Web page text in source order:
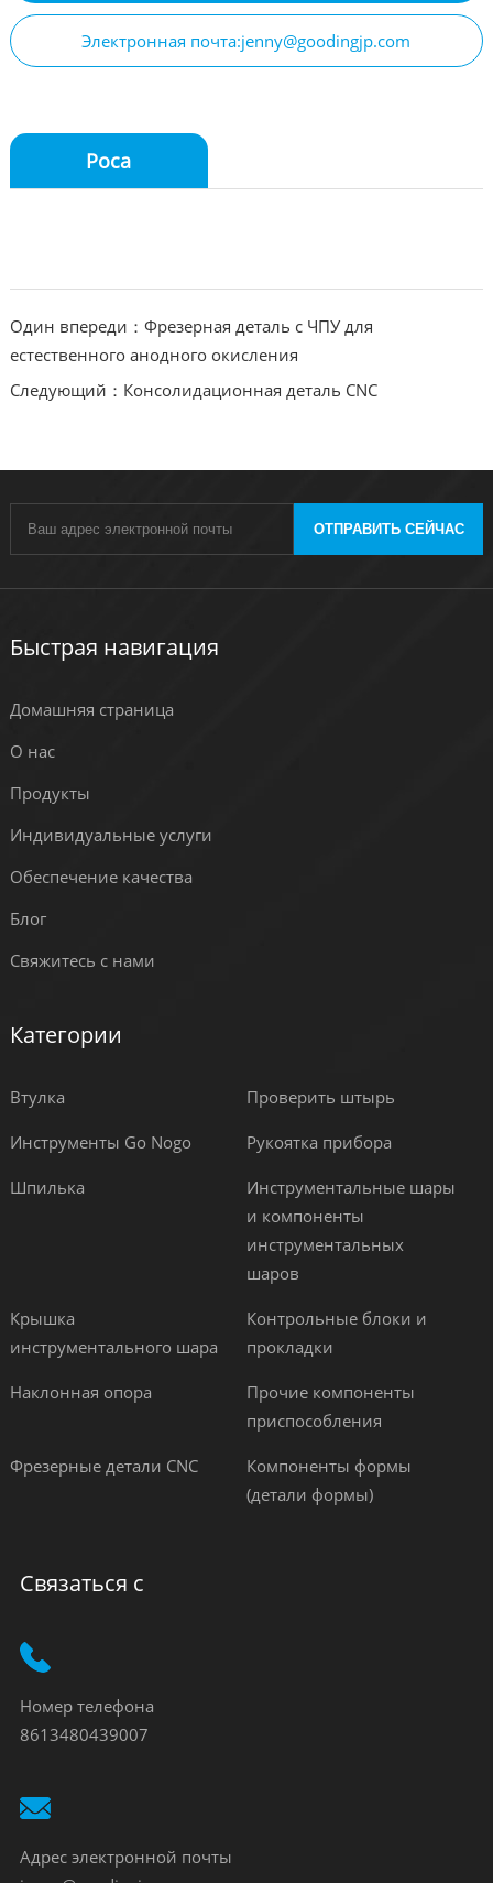
Электронная почта:jenny@goodingjp.com
Роса
Один впереди：Фрезерная деталь с ЧПУ для
естественного анодного окисления
Следующий：Консолидационная деталь CNC
ОТПРАВИТЬ СЕЙЧАС
Быстрая навигация
Домашняя страница
О нас
Продукты
Индивидуальные услуги
Обеспечение качества
Блог
Свяжитесь с нами
Категории
Втулка Проверить штырь
Инструменты Go Nogo Рукоятка прибора
Шпилька
Инструментальные шары
и компоненты
инструментальных
шаров
Крышка
инструментального шара
Контрольные блоки и
прокладки
Наклонная опора
Прочие компоненты
приспособления
Фрезерные детали CNC
Компоненты формы
(детали формы)
Связаться с
Номер телефона
8613480439007
Адрес электронной почты